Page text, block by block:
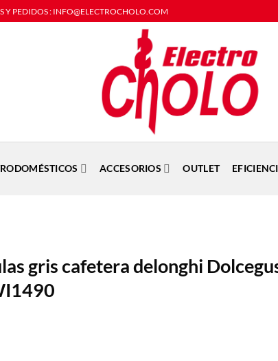
Y PEDIDOS : INFO@ELECTROCHOLO.COM
ACCESORIOS OUTLET
gris cafetera delonghi